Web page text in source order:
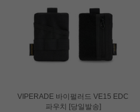
VIPERADE 바이펄러드 VE15 EDC
파우치 [당일발송]